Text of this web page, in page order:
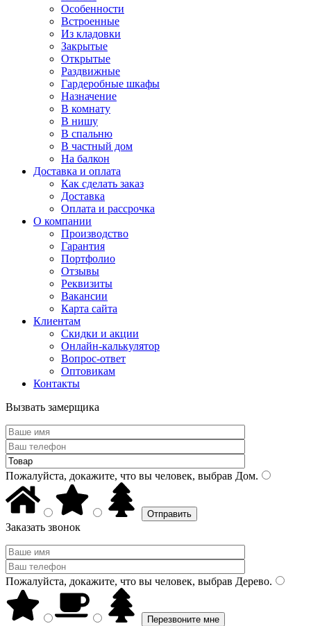
Особенности
Встроенные
Из кладовки
Закрытые
Открытые
Раздвижные
Гардеробные шкафы
Назначение
В комнату
В нишу
В спальню
В частный дом
На балкон
Доставка и оплата
Как сделать заказ
Доставка
Оплата и рассрочка
О компании
Производство
Гарантия
Портфолио
Отзывы
Реквизиты
Вакансии
Карта сайта
Клиентам
Скидки и акции
Онлайн-калькулятор
Вопрос-ответ
Оптовикам
Контакты
Вызвать замерщика
Пожалуйста, докажите, что вы человек, выбрав Дом.
Заказать звонок
Пожалуйста, докажите, что вы человек, выбрав Дерево.